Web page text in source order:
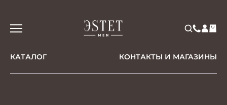
КАТАЛОГ КОНТАКТЫ И МАГАЗИНЫ